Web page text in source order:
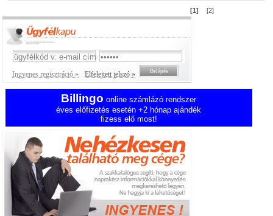
[1] [2]
Ingyenes regisztráció » Elfelejtett jelszó »
Billingo online számlázó rendszer
éves előfizetés esetén +2 hónap ajándék
fizess elő most!